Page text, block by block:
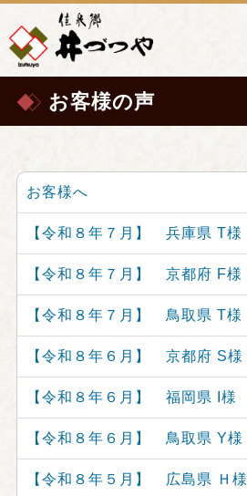
お客様の声
お客様へ
【令和８年７月】 兵庫県 T様
【令和８年７月】 京都府 F様
【令和８年７月】 鳥取県 T様
【令和８年６月】 京都府 S様
【令和８年６月】 福岡県 I様
【令和８年６月】 鳥取県 Y様
【令和８年５月】 広島県 Ｈ様